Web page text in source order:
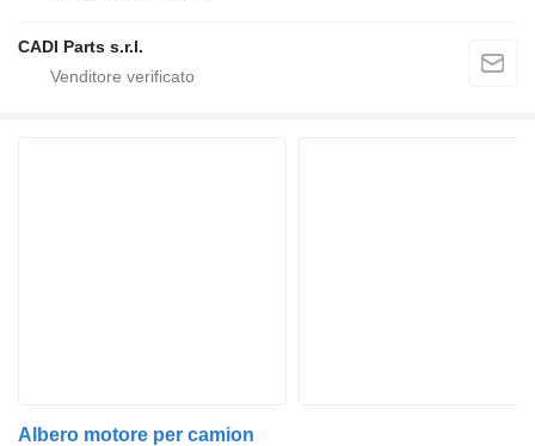
CADI Parts s.r.l.
Albero motore per camion